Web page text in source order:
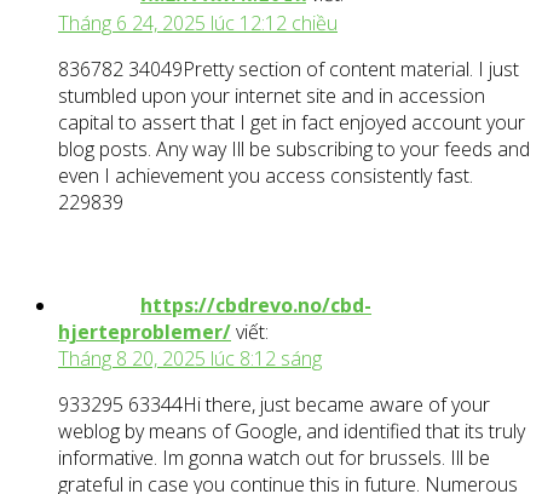
Tháng 6 24, 2025 lúc 12:12 chiều
836782 34049Pretty section of content material. I just
stumbled upon your internet site and in accession
capital to assert that I get in fact enjoyed account your
blog posts. Any way Ill be subscribing to your feeds and
even I achievement you access consistently fast.
229839
https://cbdrevo.no/cbd-
hjerteproblemer/viết:
Tháng 8 20, 2025 lúc 8:12 sáng
933295 63344Hi there, just became aware of your
weblog by means of Google, and identified that its truly
informative. Im gonna watch out for brussels. Ill be
grateful in case you continue this in future. Numerous